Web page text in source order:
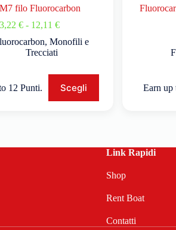
filo Fluorocarbon
3,22€ - 12,11€
,Monofili e
Trecciati
12 Punti. Scegli Earn up
Link Rapidi
Shop
Rent Boat
Contatti